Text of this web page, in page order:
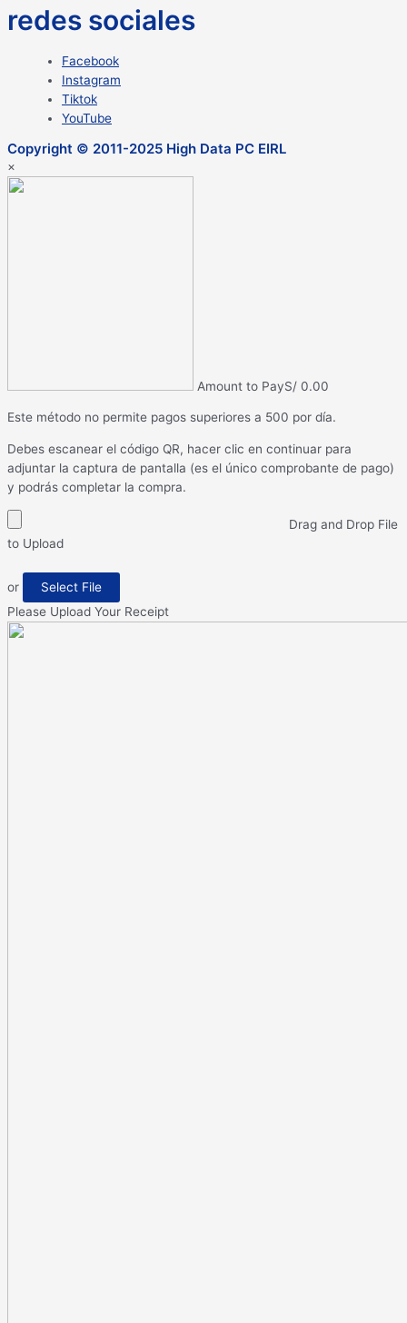
redes sociales
Facebook
Instagram
Tiktok
YouTube
Copyright © 2011-2025 High Data PC EIRL
×
Amount to PayS/ 0.00
Este método no permite pagos superiores a 500 por día.
Debes escanear el código QR, hacer clic en continuar para
adjuntar la captura de pantalla (es el único comprobante de pago)
y podrás completar la compra.
Drag and Drop File
to Upload
or
Select File
Please Upload Your Receipt